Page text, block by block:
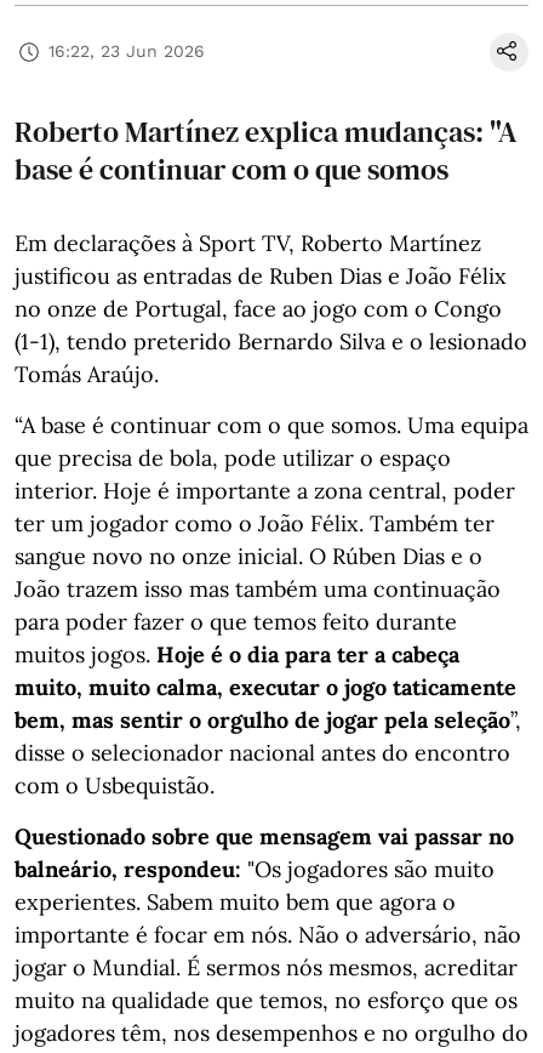
16:22, 23 Jun 2026
Roberto Martínez explica mudanças: "A
base é continuar com o que somos
Em declarações à Sport TV, Roberto Martínez
justificou as entradas de Ruben Dias e João Félix
no onze de Portugal, face ao jogo com o Congo
(1-1), tendo preterido Bernardo Silva e o lesionado
Tomás Araújo.
“A base é continuar com o que somos. Uma equipa
que precisa de bola, pode utilizar o espaço
interior. Hoje é importante a zona central, poder
ter um jogador como o João Félix. Também ter
sangue novo no onze inicial. O Rúben Dias e o
João trazem isso mas também uma continuação
para poder fazer o que temos feito durante
muitos jogos. Hoje é o dia para ter a cabeça
muito, muito calma, executar o jogo taticamente
bem, mas sentir o orgulho de jogar pela seleção”,
disse o selecionador nacional antes do encontro
com o Usbequistão.
Questionado sobre que mensagem vai passar no
balneário, respondeu: "Os jogadores são muito
experientes. Sabem muito bem que agora o
importante é focar em nós. Não o adversário, não
jogar o Mundial. É sermos nós mesmos, acreditar
muito na qualidade que temos, no esforço que os
jogadores têm, nos desempenhos e no orgulho do